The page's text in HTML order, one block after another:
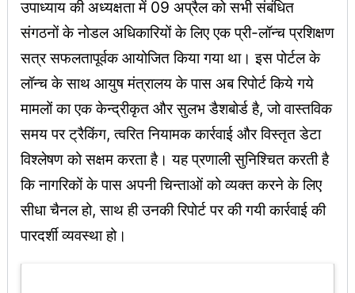
उपाध्याय की अध्यक्षता में 09 अप्रैल को सभी संबंधित
संगठनों के नोडल अधिकारियों के लिए एक प्री-लॉन्च प्रशिक्षण
सत्र सफलतापूर्वक आयोजित किया गया था। इस पोर्टल के
लॉन्च के साथ आयुष मंत्रालय के पास अब रिपोर्ट किये गये
मामलों का एक केन्द्रीकृत और सुलभ डैशबोर्ड है, जो वास्तविक
समय पर ट्रैकिंग, त्वरित नियामक कार्रवाई और विस्तृत डेटा
विश्लेषण को सक्षम करता है। यह प्रणाली सुनिश्चित करती है
कि नागरिकों के पास अपनी चिन्ताओं को व्यक्त करने के लिए
सीधा चैनल हो, साथ ही उनकी रिपोर्ट पर की गयी कार्रवाई की
पारदर्शी व्यवस्था हो।